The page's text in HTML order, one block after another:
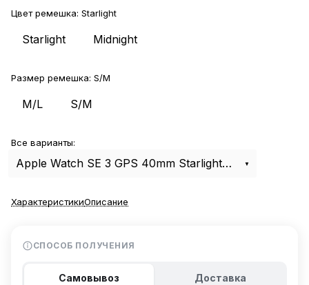
Цвет ремешка: Starlight
Starlight Midnight
Размер ремешка: S/M
M/L S/M
Все варианты:
Apple Watch SE 3 GPS 40mm Starlight Aluminum Case with Starlight Sport Band S/M
ХарактеристикиОписание
СПОСОБ ПОЛУЧЕНИЯ
Самовывоз Доставка